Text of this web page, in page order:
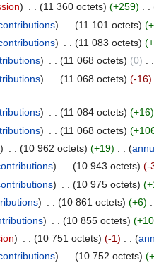
) . . (11 360 octets) (+259) . .
) (11 101 octets)
) (11 083 octets)
) . . (11 068 octets) (0) . .
) (11 068 octets) (-16)
) . . (11 084 octets) (+16)
) (11 068 octets)
) (10 962 octets) (+19) (
) . . (10 943 octets) (-
) (10 975 octets)
) . . (10 861 octets) (+6)
) (10 855 octets)
) (10 751 octets) (-1) (
) . . (10 752 octets)